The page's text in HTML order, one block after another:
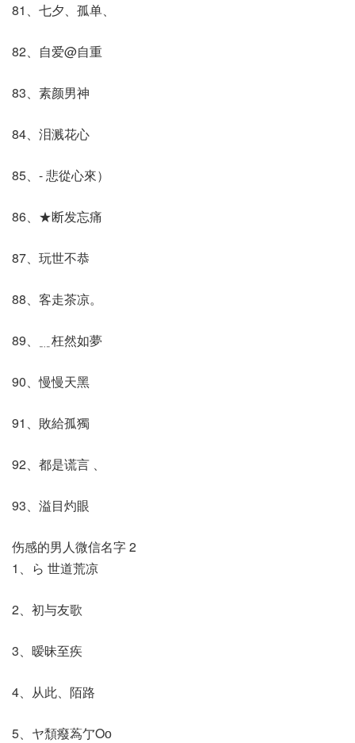
81、七夕、孤单、
82、自爱@自重
83、素颜男神
84、泪溅花心
85、- 悲從心來）
86、★断发忘痛
87、玩世不恭
88、客走茶凉。
89、﹎枉然如夢
90、慢慢天黑
91、敗給孤獨
92、都是谎言 、
93、溢目灼眼
伤感的男人微信名字 2
1、ら 世道荒凉
2、初与友歌
3、暧昧至疾
4、从此、陌路
5、ヤ頹癈蒍亇Οо